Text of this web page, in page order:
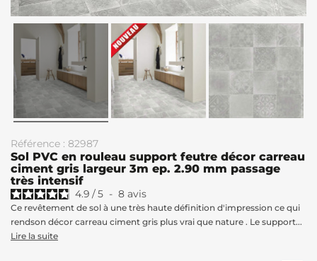
Référence : 82987
Sol PVC en rouleau support feutre décor carreau
ciment gris largeur 3m ep. 2.90 mm passage
très intensif
4.9 /5 - 8 avis
Ce revêtement de sol à une très haute définition d'impression ce qui
rendson décor carreau ciment gris plus vrai que nature . Le support...
Lire la suite